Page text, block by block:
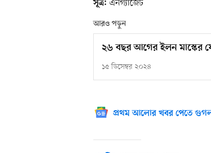
সূত্র: এনগ্যাজেট
আরও পড়ুন
২৬ বছর আগের ইলন মাস্কের
১৫ ডিসেম্বর ২০২৪
প্রথম আলোর খবর পেতে